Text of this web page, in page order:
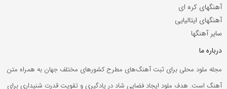
آهنگهای کره ای
آهنگهای ایتالیایی
سایر آهنگها
درباره ما
مجله ملود محلی برای ثبت آهنگ‌های مطرح کشورهای مختلف جهان به همراه متن
آهنگ است. هدف ملود ایجاد فضایی شاد در یادگیری و تقویت قدرت شنیداری برای